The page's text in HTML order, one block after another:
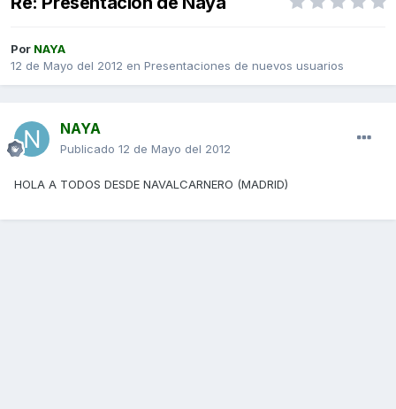
Por NAYA
12 de Mayo del 2012 en Presentaciones de nuevos usuarios
NAYA
Publicado 12 de Mayo del 2012
HOLA A TODOS DESDE NAVALCARNERO (MADRID)